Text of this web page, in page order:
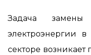
Задача замены
электроэнергии
секторе